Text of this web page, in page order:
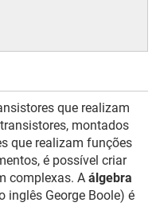
que realizam
montados
que realizam funções
é possível criar
complexas. A álgebra
inglês George Boole) é